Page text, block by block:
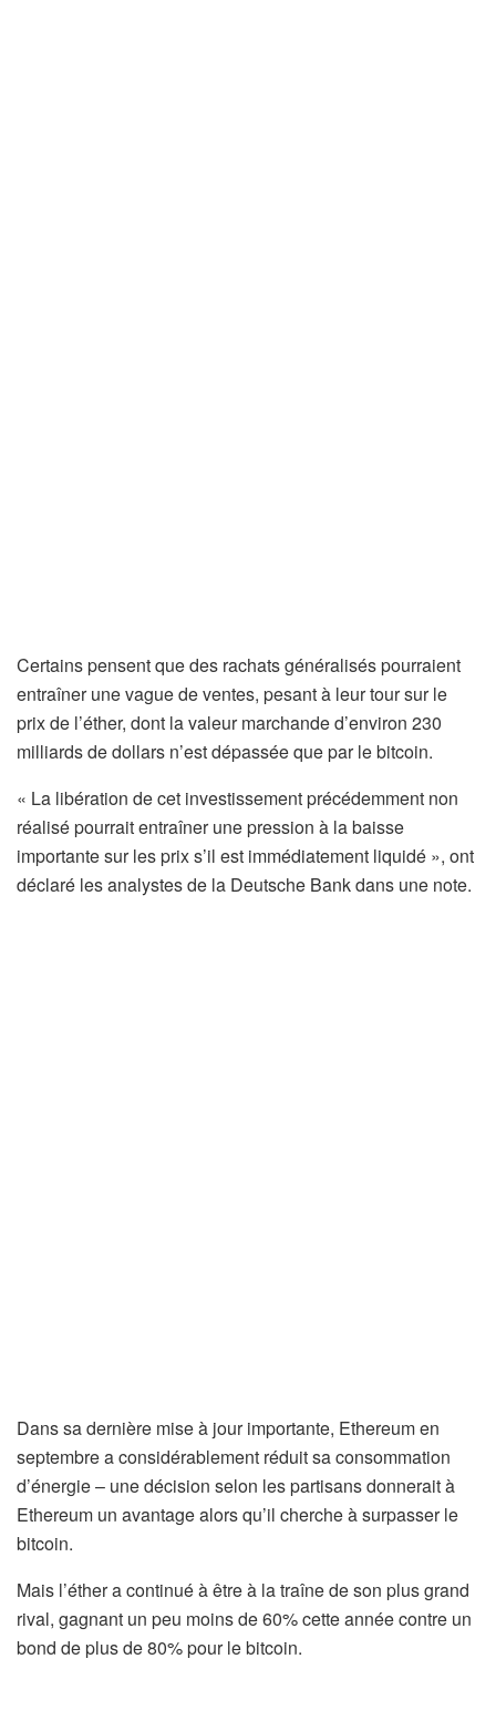
Certains pensent que des rachats généralisés pourraient
entraîner une vague de ventes, pesant à leur tour sur le
prix de l’éther, dont la valeur marchande d’environ 230
milliards de dollars n’est dépassée que par le bitcoin.
« La libération de cet investissement précédemment non
réalisé pourrait entraîner une pression à la baisse
importante sur les prix s’il est immédiatement liquidé », ont
déclaré les analystes de la Deutsche Bank dans une note.
Dans sa dernière mise à jour importante, Ethereum en
septembre a considérablement réduit sa consommation
d’énergie – une décision selon les partisans donnerait à
Ethereum un avantage alors qu’il cherche à surpasser le
bitcoin.
Mais l’éther a continué à être à la traîne de son plus grand
rival, gagnant un peu moins de 60% cette année contre un
bond de plus de 80% pour le bitcoin.